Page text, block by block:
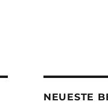
NEUESTE